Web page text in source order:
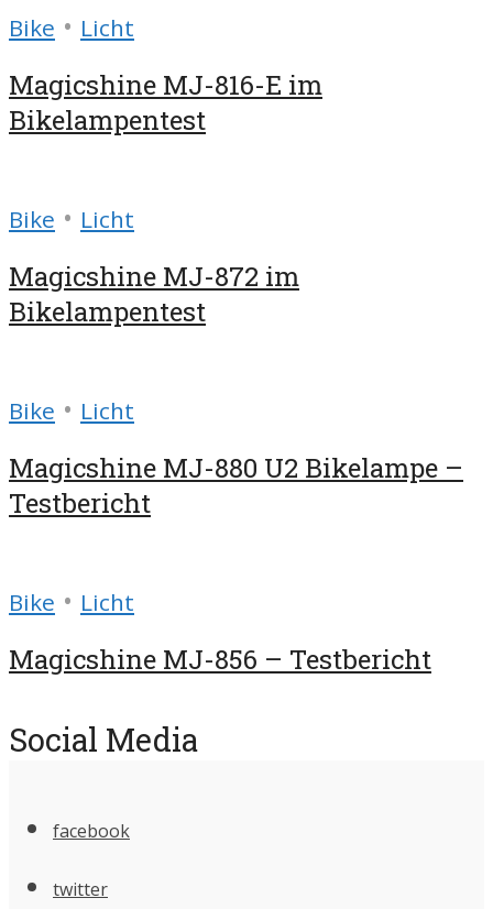
Bike • Licht
Magicshine MJ-816-E im
Bikelampentest
Bike • Licht
Magicshine MJ-872 im
Bikelampentest
Bike • Licht
Magicshine MJ-880 U2 Bikelampe –
Testbericht
Bike • Licht
Magicshine MJ-856 – Testbericht
Social Media
facebook
twitter